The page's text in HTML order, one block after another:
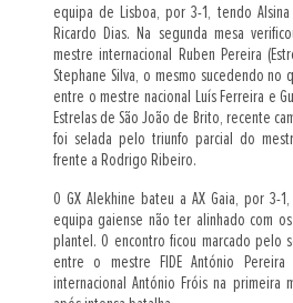
equipa de Lisboa, por 3-1, tendo
Ricardo Dias. Na segunda mesa
mestre internacional Ruben Pereira
Stephane Silva, o mesmo sucedendo
entre o mestre nacional Luís Ferreira e
Estrelas de São João de Brito, recente
foi selada pelo triunfo parcial do
frente a Rodrigo Ribeiro.
O GX Alekhine bateu a AX Gaia, por 3-
equipa gaiense não ter alinhado com
plantel. O encontro ficou marcado pelo
entre o mestre FIDE António
internacional António Fróis na primeira